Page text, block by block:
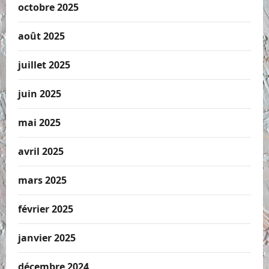
octobre 2025
août 2025
juillet 2025
juin 2025
mai 2025
avril 2025
mars 2025
février 2025
janvier 2025